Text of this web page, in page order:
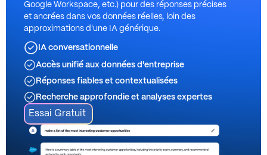
Google Workspace, etc.) pour des réponses précises
et ancrées dans vos données réelles, loin des
approximations d'une IA générique.
IA conversationnelle
Accès unifié aux données d'entreprise
Réponses fiables et contextualisées
Recherche approfondie et analyses expertes
Essai Gratuit